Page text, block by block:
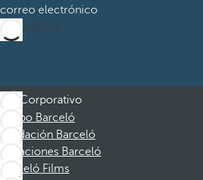
correo electrónico
Suscribirme
Corporativo
Grupo Barceló
Fundación Barceló
Vacaciones Barceló
Barceló Films